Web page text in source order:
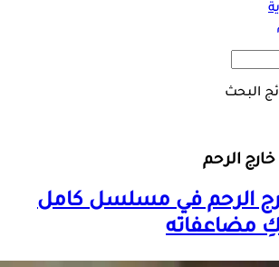
البحث
الرحم
الرحم في مسلسل كامل
مضاعفاته